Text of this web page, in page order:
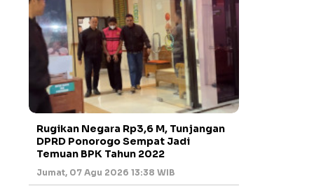
Rugikan Negara Rp3,6 M, Tunjangan
DPRD Ponorogo Sempat Jadi
Temuan BPK Tahun 2022
Jumat, 07 Agu 2026 13:38 WIB